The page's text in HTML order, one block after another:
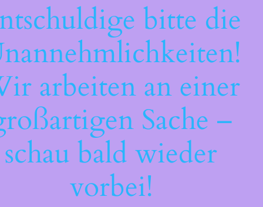
bitte die
arbeiten an einer
Sache –
schau bald wieder
vorbei!